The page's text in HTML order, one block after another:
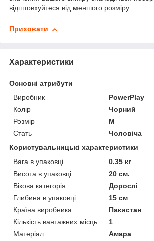
відштовхуйтеся від меншого розміру.
Приховати
Характеристики
Основні атрибути
Виробник
PowerPlay
Колір
Чорний
Розмір
M
Стать
Чоловіча
Користувальницькі характеристики
Вага в упаковці
0.35 кг
Висота в упаковці
20 см.
Вікова категорія
Дорослі
Глибина в упаковці
15 см
Країна виробника
Пакистан
Кількість вантажних місць
1
Матеріал
Амара